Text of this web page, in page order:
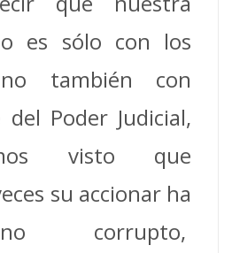
es sólo con los
también con
Poder Judicial,
visto que
su accionar ha
corrupto,